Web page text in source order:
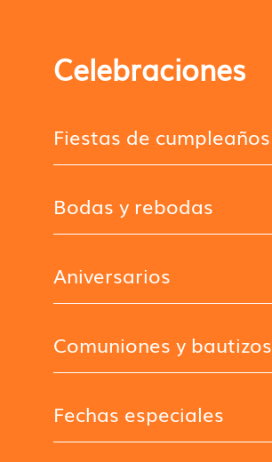
Celebraciones
Fiestas de cumpleaños
Bodas y rebodas
Aniversarios
Comuniones y bautizos
Fechas especiales